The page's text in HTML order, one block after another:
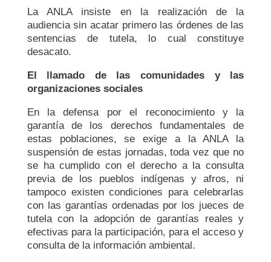
La ANLA insiste en la realización de la
audiencia sin acatar primero las órdenes de las
sentencias de tutela, lo cual constituye
desacato.
El llamado de las comunidades y las
organizaciones sociales
En la defensa por el reconocimiento y la
garantía de los derechos fundamentales de
estas poblaciones, se exige a la ANLA la
suspensión de estas jornadas, toda vez que no
se ha cumplido con el derecho a la consulta
previa de los pueblos indígenas y afros, ni
tampoco existen condiciones para celebrarlas
con las garantías ordenadas por los jueces de
tutela con la adopción de garantías reales y
efectivas para la participación, para el acceso y
consulta de la información ambiental.